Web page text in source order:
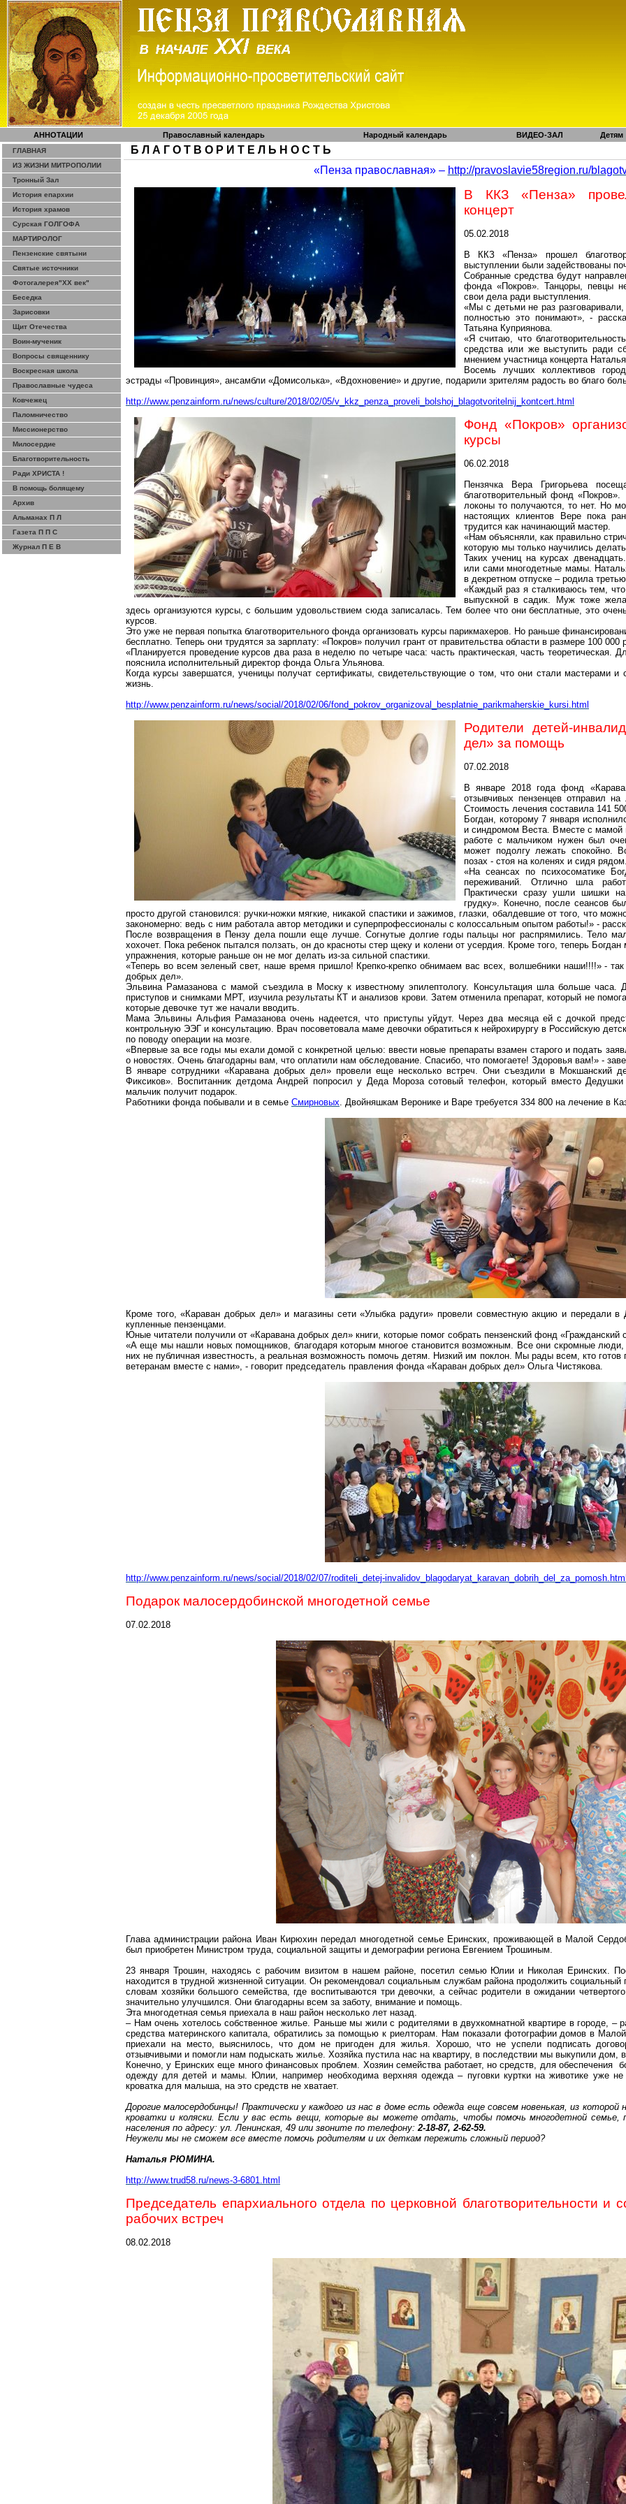
АННОТАЦИИ Православный календарь Народный календарь ВИДЕО-ЗАЛ Детям
ГЛАВНАЯ
ИЗ ЖИЗНИ МИТРОПОЛИИ
Тронный Зал
История епархии
История храмов
Сурская ГОЛГОФА
МАРТИРОЛОГ
Пензенские святыни
Святые источники
Фотогалерея"ХХ век"
Беседка
Зарисовки
Щит Отечества
Воин-мученик
Вопросы священнику
Воскресная школа
Православные чудеса
Ковчежец
Паломничество
Миссионерство
Милосердие
Благотворительность
Ради ХРИСТА !
В помощь болящему
Архив
Альманах П Л
Газета П П С
Журнал П Е В
Б Л А Г О Т В О Р И Т Е Л Ь Н О С Т Ь
«Пенза православная» – http://pravoslavie58region.ru/
В ККЗ «Пенза»
концерт
05.02.2018
В ККЗ «Пенза» прошел
выступлении были задействованы
Собранные средства будут
фонда «Покров». Танцоры, певцы
свои дела ради выступления.
«Мы с детьми не раз
полностью это понимают», -
Татьяна Куприянова.
«Я считаю, что
средства или же выступить ради
мнением участница концерта
Восемь лучших коллективов
эстрады «Провинция», ансамбли «Домисолька», «Вдохновение» и другие, подарили зрителям радость во благо
http://www.penzainform.ru/news/culture/2018/02/05/v_kkz _penza_proveli_bolshoj_blagotvoritelnij_kontcert.html
Фонд «Покров»
курсы
06.02.2018
ПензячкаВера Григорьева
благотворительный фонд
локоны то получаются, то нет. Но
настоящих клиентов Вере пока
трудится как начинающий мастер.
«Нам объясняли, как правильно
которую мы только научились
Таких учениц накурсах
или сами многодетные мамы.
в декретном отпуске – родила
«Каждый раз я сталкиваюсь тем,
выпускной в садик. Муж тоже
здесь организуются курсы, с большим удовольствием сюда записалась. Тем более что они бесплатные, это
курсов.
Это уже не первая попытка благотворительного фонда организовать курсы парикмахеров. Но раньше
бесплатно. Теперь они трудятся за зарплату: «Покров» получил грант от правительства области в размере 100 000
«Планируется проведение курсов два раза в неделю по четыре часа: часть практическая, часть теоретическая.
пояснила исполнительный директор фонда Ольга Ульянова.
Когда курсы завершатся, ученицы получат сертификаты, свидетельствующие о том, что они стали мастерами и
жизнь.
http://www.penzainform.ru/news/social/2018/02/06/fond_pokrov_organizoval_besplatnie_parikmaherskie_kursi.html
Родители детей-
дел» за помощь
07.02.2018
В январе 2018 года фонд
отзывчивых пензенцев отправил
Стоимость лечения составила 141
Богдан, которому 7 января
и синдромом Веста. Вместе с мамой
работе с мальчиком нужен был
может подолгу лежать спокойно.
позах - стоя на коленях и сидя
«Насеансах по психосоматике
переживаний. Отлично шла
Практически сразу ушли шишки
грудку». Конечно, после сеансов
просто другой становился: ручки-ножки мягкие, никакой спастикии зажимов, глазки, обалдевшиеот того, чтоможно
закономерно: ведь с ним работала автор методики и суперпрофессионалы с колоссальным опытом работы!» -
После возвращения в Пензу дела пошли еще лучше. Согнутые долгие годы пальцы ног распрямились. Тело
хохочет. Пока ребенок пытался ползать, он до красноты стер щеку и колени от усердия. Кроме того, теперь
упражнения, которые раньше он не мог делать из-за сильной спастики.
«Теперь во всем зеленый свет, наше время пришло! Крепко-крепко обнимаем вас всех, волшебники наши!!!!» -
добрых дел».
Эльвина Рамазановас мамой съездила в Москукизвестному эпилептологу. Консультация шла больше часа.
приступов и снимками МРТ, изучила результаты КТ и анализов крови. Затем отменила препарат, который не
которые девочке тут же начали вводить.
Мама Эльвины Альфия Рамазановаочень надеется, что приступы уйдут. Через два месяца ей с дочкой
контрольную ЭЭГ и консультацию. Врач посоветовала маме девочки обратиться к нейрохирургу в Российскую
по поводу операции на мозге.
«Впервые за все годы мы ехали домой с конкретной целью: ввести новые препараты взамен старого и подать
о новостях. Очень благодарны вам, что оплатили нам обследование. Спасибо, что помогаете! Здоровья вам!» -
В январе сотрудники «Каравана добрых дел» провели еще несколько встреч. Они съездили в Мокшанский
Фиксиков». Воспитанник детдома Андрей попросил у Деда Мороза сотовый телефон, который вместо
мальчик получит подарок.
Работники фонда побывали и в семье Смирновых. Двойняшкам Веронике и Варе требуется 334 800 на лечение в
Кроме того, «Караван добрых дел» и магазины сети «Улыбка радуги» провели совместную акцию и передали
купленные пензенцами.
Юные читатели получили от «Каравана добрых дел» книги, которые помог собрать пензенский фонд «Гражданский
«А еще мы нашли новых помощников, благодаря которым многое становится возможным. Все они скромные люди,
них не публичная известность, а реальная возможность помочь детям. Низкий им поклон. Мы рады всем, кто
ветеранам вместе с нами», - говорит председатель правления фонда «Караван добрых дел» Ольга Чистякова.
http://www.penzainform.ru/news/social/2018/02/07/roditeli_detej-
Подарок малосердобинской многодетной семье
07.02.2018
Глава администрации района Иван Кирюхин передал многодетной семье Еринских, проживающей в Малой
был приобретен Министром труда, социальной защиты и демографии региона Евгением Трошиным.
23 января Трошин, находясь с рабочим визитом в нашем районе, посетил семью Юлии и Николая Еринских.
находится в трудной жизненной ситуации. Он рекомендовал социальным службам района продолжить
словам хозяйки большого семейства, где воспитываются три девочки, а сейчас родители в ожидании
значительно улучшился. Они благодарны всем за заботу, внимание и помощь.
Эта многодетная семья приехала в наш район несколько лет назад.
– Нам очень хотелось собственное жилье. Раньше мы жили с родителями в двухкомнатной квартире в городе, –
средства материнского капитала, обратились за помощью к риелторам. Нам показали фотографии домов в
приехали на место, выяснилось, что дом не пригоден для жилья. Хорошо, что не успели подписать
отзывчивыми и помогли нам подыскать жилье. Хозяйка пустила нас на квартиру, в последствии мы выкупили дом,
Конечно, у Еринскихеще много финансовых проблем. Хозяин семейства работает, но средств, для обеспечения
одежду для детей и мамы. Юлии, например необходима верхняя одежда – пуговки куртки на животике уже не
кроватка для малыша, на это средств не хватает.
Дорогиемалосердобинцы! Практически у каждого из нас в доме есть одежда еще совсем новенькая, из
кроватки и коляски. Если у вас есть вещи, которые вы можете отдать, чтобы помочь многодетной семье,
населения по адресу: ул. Ленинская, 49 или звоните по телефону:2-18-87, 2-62-59.
Неужели мы не сможем все вместе помочь родителям и их деткам пережить сложный период?
Наталья РЮМИНА.
http://www.trud58.ru/news-3-6801.html
Председатель епархиального отдела по церковной благотворительности
рабочих встреч
08.02.2018